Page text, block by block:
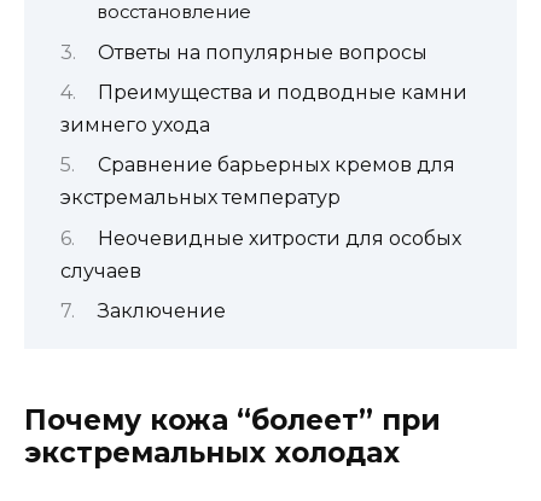
восстановление
Ответы на популярные вопросы
Преимущества и подводные камни
зимнего ухода
Сравнение барьерных кремов для
экстремальных температур
Неочевидные хитрости для особых
случаев
Заключение
Почему кожа “болеет” при
экстремальных холодах